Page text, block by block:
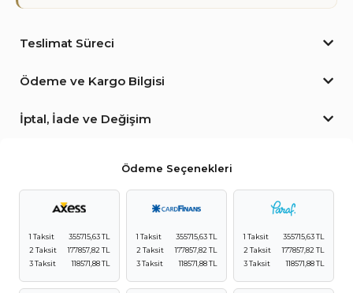
Teslimat Süreci
Ödeme ve Kargo Bilgisi
İptal, İade ve Değişim
Ödeme Seçenekleri
1 Taksit
355715,63 TL
2 Taksit
177857,82 TL
3 Taksit
118571,88 TL
1 Taksit
355715,63 TL
2 Taksit
177857,82 TL
3 Taksit
118571,88 TL
1 Taksit
355715,63 TL
2 Taksit
177857,82 TL
3 Taksit
118571,88 TL